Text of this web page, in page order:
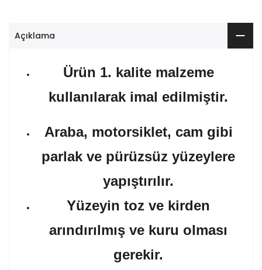
Açıklama
Ürün 1. kalite malzeme
kullanılarak imal edilmiştir.
Araba, motorsiklet, cam gibi
parlak ve pürüzsüz yüzeylere
yapıştırılır.
Yüzeyin toz ve kirden
arındırılmış ve kuru olması
gerekir.